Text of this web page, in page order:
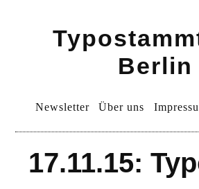
Berlin
Primary
Menu
Newsletter Über uns
17.11.15: